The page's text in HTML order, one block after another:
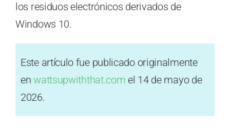
los residuos electrónicos derivados de
Windows 10.
Este artículo fue publicado originalmente
enwattsupwiththat.com el 14 de mayo de
2026.